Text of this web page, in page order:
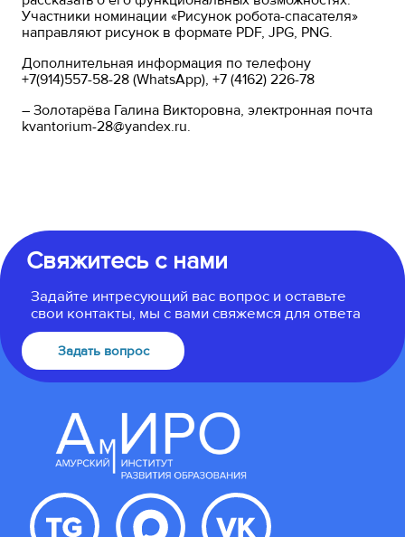
Участники номинации «Рисунок робота-спасателя»
направляют рисунок в формате PDF, JPG, PNG.
Дополнительная информация по телефону
+7(914)557-58-28 (WhatsApp), +7 (4162) 226-78
– Золотарёва Галина Викторовна, электронная почта
kvantorium-28@yandex.ru.
Свяжитесь с нами
Задайте интресующий вас вопрос и оставьте
свои контакты, мы с вами свяжемся для ответа
Задать вопрос